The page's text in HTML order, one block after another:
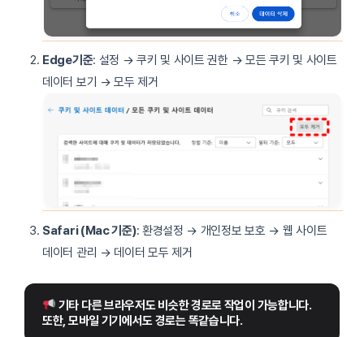
Edge기준: 설정 → 쿠키 및 사이트 권한 → 모든 쿠키 및 사이트
데이터 보기 → 모두 제거
Safari (Mac 기준): 환경설정 → 개인정보 보호 → 웹 사이트
데이터 관리 → 데이터 모두 제거
기타 다른 브라우저도 비슷한 경로로 작업이 가능합니다.
또한, 모바일 기기에서도 경로는 똑같습니다.